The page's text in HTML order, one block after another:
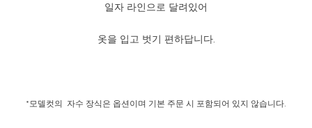
일자 라인으로 달려있어
옷을 입고 벗기 편하답니다.
*모델컷의 자수 장식은 옵션이며 기본 주문 시 포함되어 있지 않습니다.